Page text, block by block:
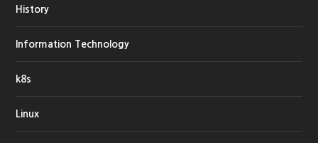
History
Information Technology
k8s
Linux